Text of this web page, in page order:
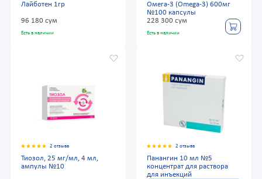
Лайботен 1гр
96 180 сум
Есть в наличии
Омега-3 (Omega-3) 600мг
№100 капсулы
228 300 сум
Есть в наличии
2 отзыва
Тиозол, 25 мг/мл, 4 мл,
ампулы №10
2 отзыва
Панангин 10 мл №5
концентрат для раствора
для инъекций